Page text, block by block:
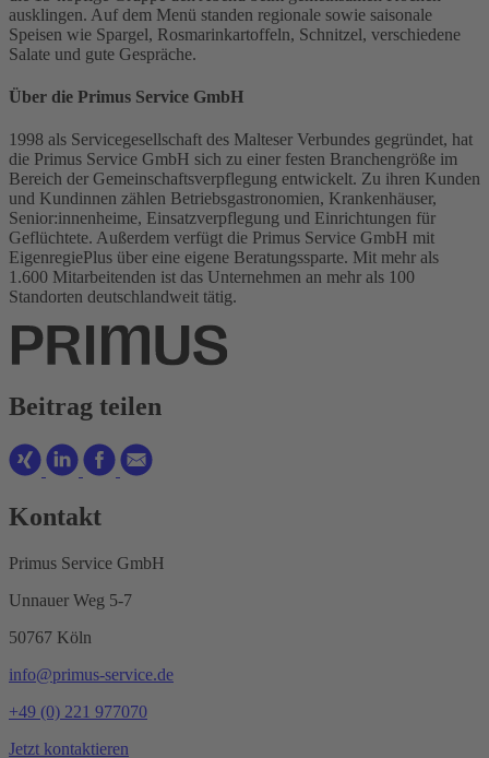
ausklingen. Auf dem Menü standen regionale sowie saisonale
Speisen wie Spargel, Rosmarinkartoffeln, Schnitzel, verschiedene
Salate und gute Gespräche.
Über die Primus Service GmbH
1998 als Servicegesellschaft des Malteser Verbundes gegründet, hat
die Primus Service GmbH sich zu einer festen Branchengröße im
Bereich der Gemeinschaftsverpflegung entwickelt. Zu ihren Kunden
und Kundinnen zählen Betriebsgastronomien, Krankenhäuser,
Senior:innenheime, Einsatzverpflegung und Einrichtungen für
Geflüchtete. Außerdem verfügt die Primus Service GmbH mit
EigenregiePlus über eine eigene Beratungssparte. Mit mehr als
1.600 Mitarbeitenden ist das Unternehmen an mehr als 100
Standorten deutschlandweit tätig.
Beitrag teilen
Kontakt
Primus Service GmbH
Unnauer Weg 5-7
50767 Köln
info@primus-service.de
+49 (0) 221 977070
Jetzt kontaktieren